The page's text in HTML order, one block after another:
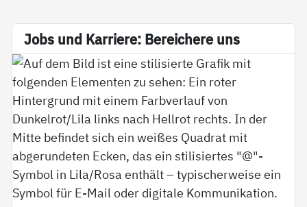
Jobs und Kar­rie­re: Be­rei­che­re uns